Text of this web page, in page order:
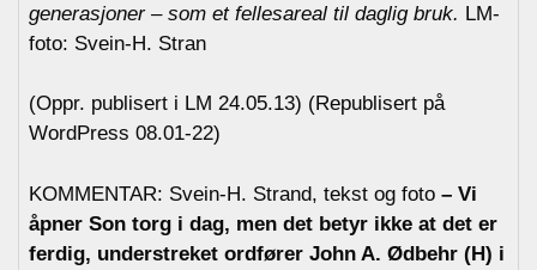
generasjoner – som et fellesareal til daglig bruk. LM-
foto: Svein-H. Stran
(Oppr. publisert i LM 24.05.13) (Republisert på
WordPress 08.01-22)
KOMMENTAR: Svein-H. Strand, tekst og foto – Vi
åpner Son torg i dag, men det betyr ikke at det er
ferdig, understreket ordfører John A. Ødbehr (H) i